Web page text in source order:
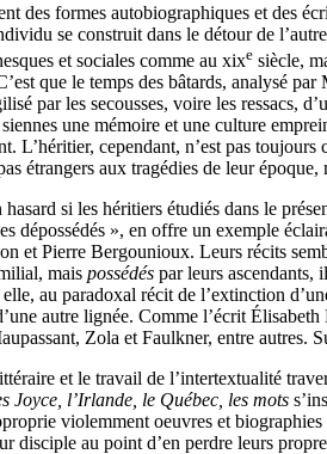
des formes autobiographiques et des
se construit dans le détour de
et sociales comme au xixe siècle,
que le temps des bâtards, analysé par
par les secousses, voire les ressacs,
une mémoire et une culture
L’héritier, cependant, n’est pas
étrangers aux tragédies de leur époque,
hasard si les héritiers étudiés dans le
dépossédés », en offre un exemple
et Pierre Bergounioux. Leurs récits
mais possédés par leurs ascendants,
au paradoxal récit de l’extinction
autre lignée. Comme l’écrit
Zola et Faulkner, entre
et le travail de l’intertextualité
Joyce, l’Irlande, le Québec, les mots
violemment oeuvres et
disciple au point d’en perdre leurs